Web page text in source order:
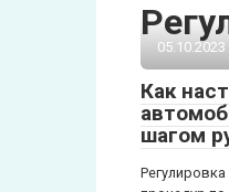
05.10.2023
Как
шагом